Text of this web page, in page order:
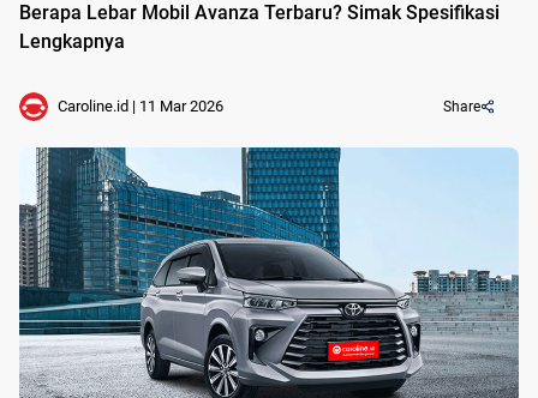
Berapa Lebar Mobil Avanza Terbaru? Simak Spesifikasi
Lengkapnya
Caroline.id | 11 Mar 2026 Share